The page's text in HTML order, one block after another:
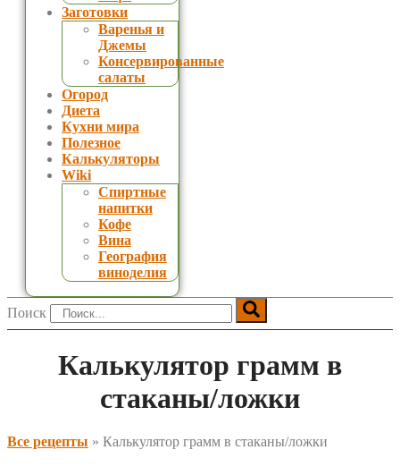
Заготовки
Варенья и
Джемы
Консервированные
салаты
Огород
Диета
Кухни мира
Полезное
Калькуляторы
Wiki
Спиртные
напитки
Кофе
Вина
География
виноделия
Поиск
Калькулятор грамм в
стаканы/ложки
Все рецепты » Калькулятор грамм в стаканы/ложки